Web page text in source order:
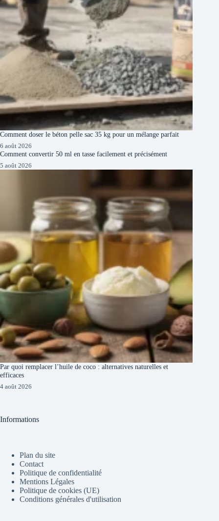
Comment doser le béton pelle sac 35 kg pour un mélange parfait
6 août 2026
Comment convertir 50 ml en tasse facilement et précisément
5 août 2026
Par quoi remplacer l’huile de coco : alternatives naturelles et
efficaces
4 août 2026
Informations
Plan du site
Contact
Politique de confidentialité
Mentions Légales
Politique de cookies (UE)
Conditions générales d'utilisation